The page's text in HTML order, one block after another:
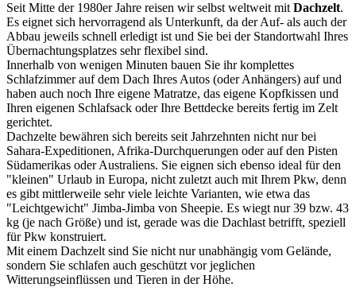
Seit Mitte der 1980er Jahre reisen wir selbst weltweit mit Dachzelt.
Es eignet sich hervorragend als Unterkunft, da der Auf- als auch der
Abbau jeweils schnell erledigt ist und Sie bei der Standortwahl Ihres
Übernachtungsplatzes sehr flexibel sind.
Innerhalb von wenigen Minuten bauen Sie ihr komplettes
Schlafzimmer auf dem Dach Ihres Autos (oder Anhängers) auf und
haben auch noch Ihre eigene Matratze, das eigene Kopfkissen und
Ihren eigenen Schlafsack oder Ihre Bettdecke bereits fertig im Zelt
gerichtet.
Dachzelte bewähren sich bereits seit Jahrzehnten nicht nur bei
Sahara-Expeditionen, Afrika-Durchquerungen oder auf den Pisten
Südamerikas oder Australiens. Sie eignen sich ebenso ideal für den
"kleinen" Urlaub in Europa, nicht zuletzt auch mit Ihrem Pkw, denn
es gibt mittlerweile sehr viele leichte Varianten, wie etwa das
"Leichtgewicht" Jimba-Jimba von Sheepie. Es wiegt nur 39 bzw. 43
kg (je nach Größe) und ist, gerade was die Dachlast betrifft, speziell
für Pkw konstruiert.
Mit einem Dachzelt sind Sie nicht nur unabhängig vom Gelände,
sondern Sie schlafen auch geschützt vor jeglichen
Witterungseinflüssen und Tieren in der Höhe.